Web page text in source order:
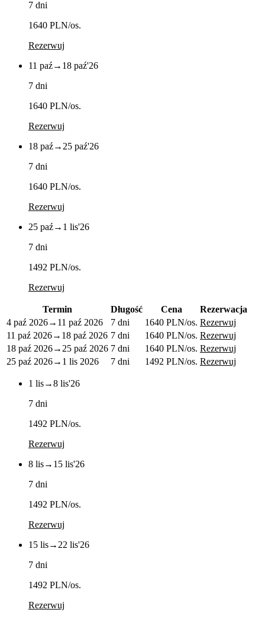
7 dni
1640 PLN/os.
Rezerwuj
11 paź→ 18 paź'26
7 dni
1640 PLN/os.
Rezerwuj
18 paź→ 25 paź'26
7 dni
1640 PLN/os.
Rezerwuj
25 paź→ 1 lis'26
7 dni
1492 PLN/os.
Rezerwuj
Termin Długość Cena
Rezerwacja
4 paź 2026→ 11 paź 2026 7 dni 1640 PLN/os. Rezerwuj
11 paź 2026→ 18 paź 2026 7 dni 1640 PLN/os. Rezerwuj
18 paź 2026→ 25 paź 2026 7 dni 1640 PLN/os. Rezerwuj
25 paź 2026→ 1 lis 2026 7 dni 1492 PLN/os. Rezerwuj
1 lis→8 lis'26
7 dni
1492 PLN/os.
Rezerwuj
8 lis→ 15 lis'26
7 dni
1492 PLN/os.
Rezerwuj
15 lis→ 22 lis'26
7 dni
1492 PLN/os.
Rezerwuj